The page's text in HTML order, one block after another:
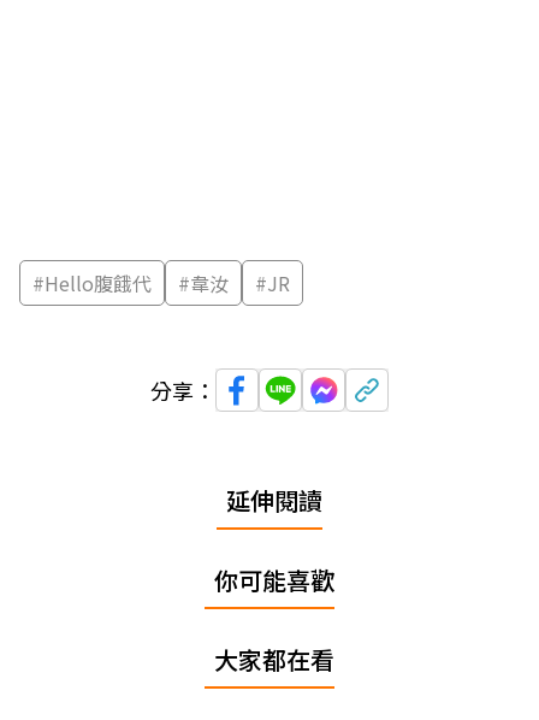
#Hello腹餓代 #韋汝 #JR
分享：
延伸閱讀
你可能喜歡
大家都在看